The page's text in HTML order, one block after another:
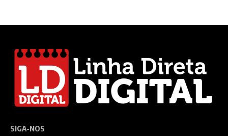
SIGA-NOS